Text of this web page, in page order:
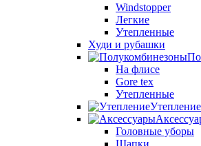
Windstopper
Легкие
Утепленные
Худи и рубашки
На флисе
Gore tex
Утепленные
Утепление
Головные уборы
Шапки